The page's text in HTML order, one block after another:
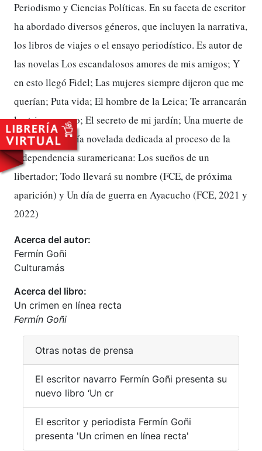
Periodismo y Ciencias Políticas. En su faceta de escritor
ha abordado diversos géneros, que incluyen la narrativa,
los libros de viajes o el ensayo periodístico. Es autor de
las novelas Los escandalosos amores de mis amigos; Y
en esto llegó Fidel; Las mujeres siempre dijeron que me
querían; Puta vida; El hombre de la Leica; Te arrancarán
las tripas, negro; El secreto de mi jardín; Una muerte de
libro y la trilogía novelada dedicada al proceso de la
independencia suramericana: Los sueños de un
libertador; Todo llevará su nombre (FCE, de próxima
aparición) y Un día de guerra en Ayacucho (FCE, 2021 y
2022)
Acerca del autor:
Fermín Goñi
Culturamás
Acerca del libro:
Un crimen en línea recta
Fermín Goñi
Otras notas de prensa
El escritor navarro Fermín Goñi presenta su
nuevo libro ‘Un cr
El escritor y periodista Fermín Goñi
presenta 'Un crimen en línea recta'